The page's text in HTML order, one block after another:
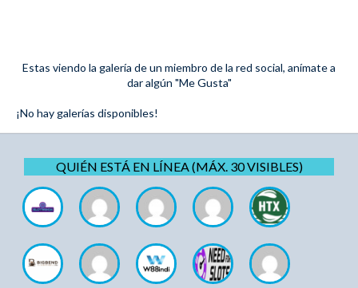
Estas viendo la galería de un miembro de la red social, anímate a
dar algún "Me Gusta"
¡No hay galerías disponibles!
QUIÉN ESTÁ EN LÍNEA (MÁX. 30 VISIBLES)